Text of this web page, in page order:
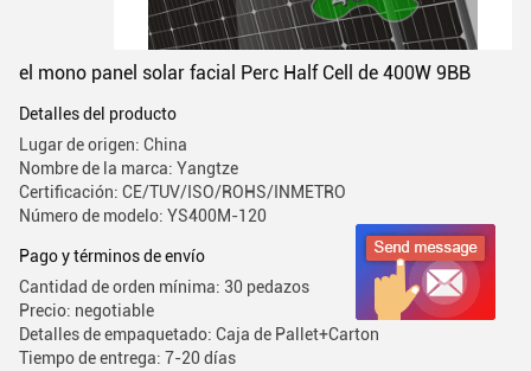
el mono panel solar facial Perc Half Cell de 400W 9BB
Detalles del producto
Lugar de origen: China
Nombre de la marca: Yangtze
Certificación: CE/TUV/ISO/ROHS/INMETRO
Número de modelo: YS400M-120
Pago y términos de envío
Cantidad de orden mínima: 30 pedazos
Precio: negotiable
Detalles de empaquetado: Caja de Pallet+Carton
Tiempo de entrega: 7-20 días